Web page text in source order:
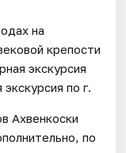
на
крепости
экскурсия
по г.
Ахвенкоски
по